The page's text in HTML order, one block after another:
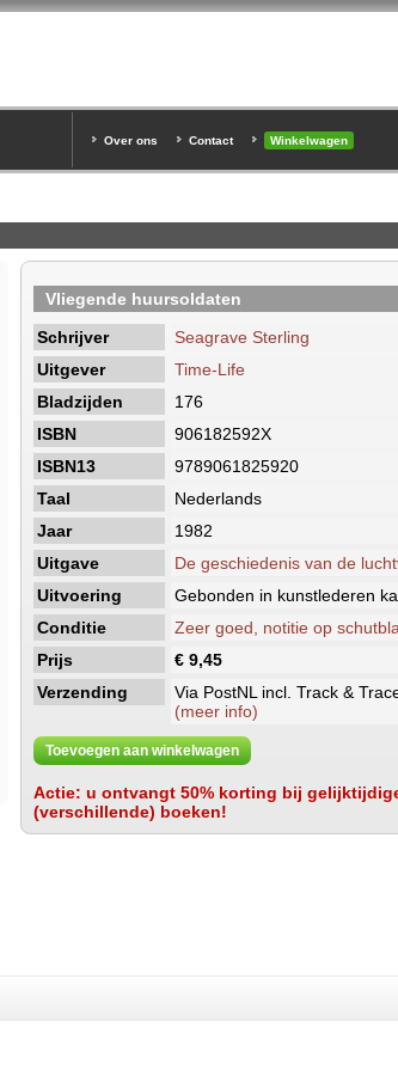
Over ons
Contact Winkelwagen
Vliegende huursoldaten
Schrijver
Seagrave Sterling
Uitgever
Time-Life
Bladzijden
176
ISBN
906182592X
ISBN13
9789061825920
Taal
Nederlands
Jaar
1982
Uitgave
De geschiedenis van de
Uitvoering
Gebonden in kunstlederen
Conditie
Zeer goed, notitie op
Prijs
€ 9,45
Verzending
Via PostNL incl. Track &
(meer info)
Toevoegen aan winkelwagen
Actie: u ontvangt 50% korting bij
(verschillende) boeken!